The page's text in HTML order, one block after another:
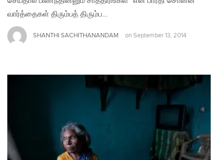
வார்த்தைகள் திரும்பத் திரும்ப…
SHANTHI SACHITHANANDAM on September 13, 2014